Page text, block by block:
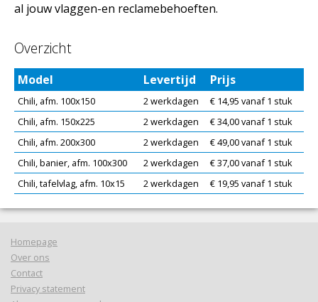
al jouw vlaggen-en reclamebehoeften.
Overzicht
Model Levertijd Prijs
Chili, afm. 100x150 2 werkdagen
€ 14,95 vanaf 1 stuk
Chili, afm. 150x225
2 werkdagen
€ 34,00 vanaf 1 stuk
Chili, afm. 200x300
2 werkdagen
€ 49,00 vanaf 1 stuk
Chili, banier, afm. 100x300
2 werkdagen
€ 37,00 vanaf 1 stuk
Chili, tafelvlag, afm. 10x15
2 werkdagen € 19,95 vanaf 1 stuk
Homepage
Over ons
Contact
Privacy statement